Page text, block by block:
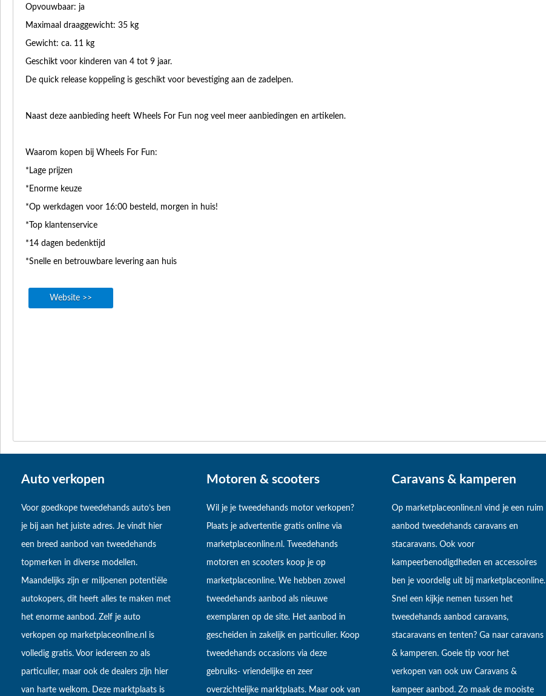
Opvouwbaar: ja
Maximaal draaggewicht: 35 kg
Gewicht: ca. 11 kg
Geschikt voor kinderen van 4 tot 9 jaar.
De quick release koppeling is geschikt voor bevestiging aan de zadelpen.
Naast deze aanbieding heeft Wheels For Fun nog veel meer aanbiedingen en artikelen.
Waarom kopen bij Wheels For Fun:
*Lage prijzen
*Enorme keuze
*Op werkdagen voor 16:00 besteld, morgen in huis!
*Top klantenservice
*14 dagen bedenktijd
*Snelle en betrouwbare levering aan huis
Website >>
Auto verkopen
Voor goedkope tweedehands auto’s ben
je bij aan het juiste adres. Je vindt hier
een breed aanbod van tweedehands
topmerken in diverse modellen.
Maandelijks zijn er miljoenen potentiële
autokopers, dit heeft alles te maken met
het enorme aanbod. Zelf je auto
verkopen op marketplaceonline.nl is
volledig gratis. Voor iedereen zo als
particulier, maar ook de dealers zijn hier
van harte welkom. Deze marktplaats is
Motoren & scooters
Wil je je tweedehands motor verkopen?
Plaats je advertentie gratis online via
marketplaceonline.nl. Tweedehands
motoren en scooters koop je op
marketplaceonline. We hebben zowel
tweedehands aanbod als nieuwe
exemplaren op de site. Het aanbod in
gescheiden in zakelijk en particulier. Koop
tweedehands occasions via deze
gebruiks- vriendelijke en zeer
overzichtelijke marktplaats. Maar ook van
Caravans & kamperen
Op marketplaceonline.nl vind je een ruim
aanbod tweedehands caravans en
stacaravans. Ook voor
kampeerbenodigdheden en accessoires
ben je voordelig uit bij marketplaceonline.
Snel een kijkje nemen tussen het
tweedehands aanbod caravans,
stacaravans en tenten? Ga naar caravans
& kamperen. Goeie tip voor het
verkopen van ook uw Caravans &
kampeer aanbod. Zo maak de mooiste